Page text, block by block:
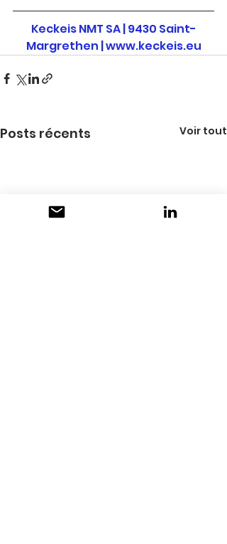
Keckeis NMT SA | 9430 Saint-
Margrethen |www.keckeis.eu
Posts récents Voir tout